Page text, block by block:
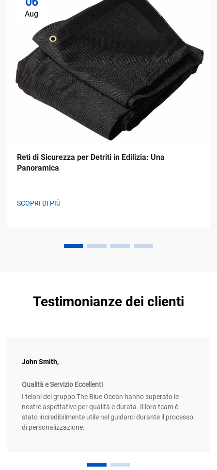
Aug
Reti di Sicurezza per Detriti in Edilizia: Una
Panoramica
SCOPRI DI PIÙ
Testimonianze dei clienti
John Smith,
Qualità e Servizio Eccellenti
I teloni del gruppo The Blue Ocean hanno superato le
nostre aspettative per qualità e durata. Il loro team è
stato incredibilmente utile nel guidarci durante il processo
di personalizzazione.